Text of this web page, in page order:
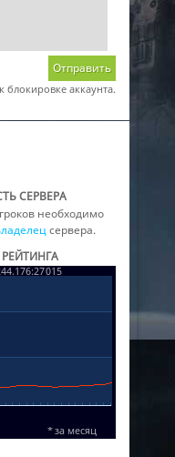
Отправить
блокировке аккаунта.
СЕРВЕРА
необходимо
сервера.